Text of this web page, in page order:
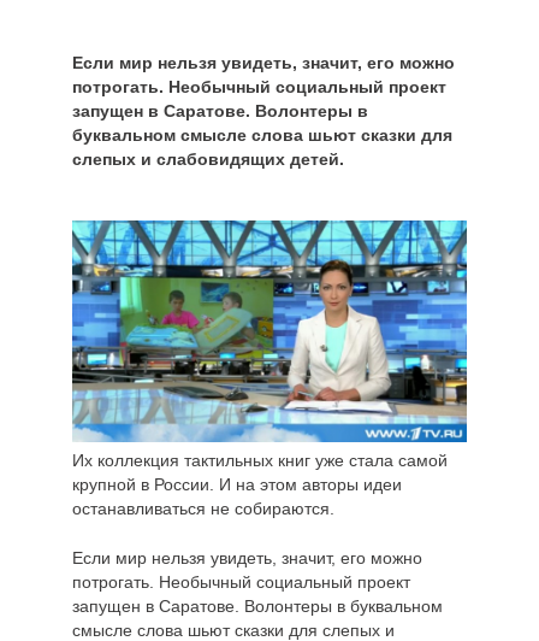
Если мир нельзя увидеть, значит, его можно
потрогать. Необычный социальный проект
запущен в Саратове. Волонтеры в
буквальном смысле слова шьют сказки для
слепых и слабовидящих детей.
Их коллекция тактильных книг уже стала самой
крупной в России. И на этом авторы идеи
останавливаться не собираются.
Если мир нельзя увидеть, значит, его можно
потрогать. Необычный социальный проект
запущен в Саратове. Волонтеры в буквальном
смысле слова шьют сказки для слепых и